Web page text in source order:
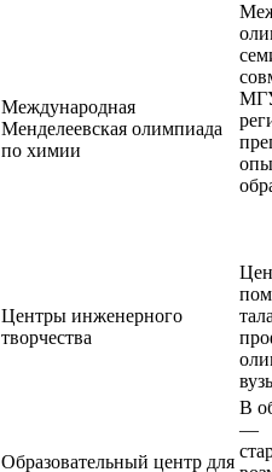
Международная
Менделеевская олимпиада
по химии
Центры инженерного
творчества
Образовательный центр для
В
—